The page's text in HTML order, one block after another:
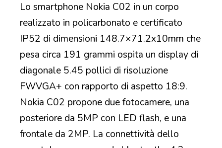
Lo smartphone Nokia C02 in un corpo
realizzato in policarbonato e certificato
IP52 di dimensioni 148.7×71.2x10mm che
pesa circa 191 grammi ospita un display di
diagonale 5.45 pollici di risoluzione
FWVGA+ con rapporto di aspetto 18:9.
Nokia C02 propone due fotocamere, una
posteriore da 5MP con LED flash, e una
frontale da 2MP. La connettività dello